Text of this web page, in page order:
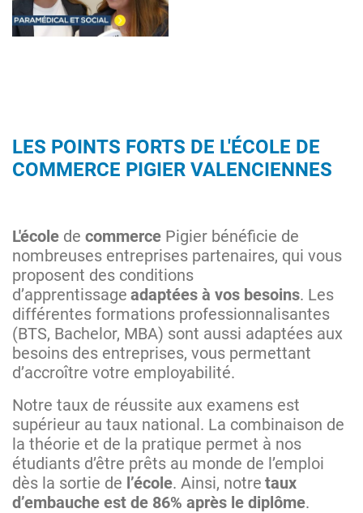
LES POINTS FORTS DE L'ÉCOLE DE
COMMERCE PIGIER VALENCIENNES
L'école de commerce Pigier bénéficie de
nombreuses entreprises partenaires, qui vous
proposent des conditions
d’apprentissage adaptées à vos besoins. Les
différentes formations professionnalisantes
(BTS, Bachelor, MBA) sont aussi adaptées aux
besoins des entreprises, vous permettant
d’accroître votre employabilité.
Notre taux de réussite aux examens est
supérieur au taux national. La combinaison de
la théorie et de la pratique permet à nos
étudiants d’être prêts au monde de l’emploi
dès la sortie de l’école. Ainsi, notre taux
d’embauche est de 86% après le diplôme.